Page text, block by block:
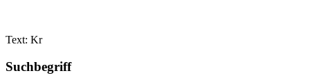
Text: Kr
Suchbegriff